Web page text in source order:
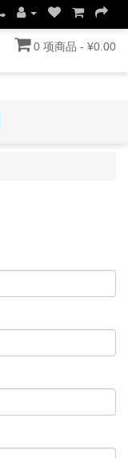
0 项商品 - ¥0.00